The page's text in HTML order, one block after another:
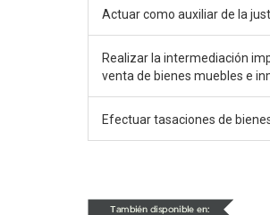
Actuar como auxiliar de la
Realizar la intermediación
venta de bienes muebles e
Efectuar tasaciones de